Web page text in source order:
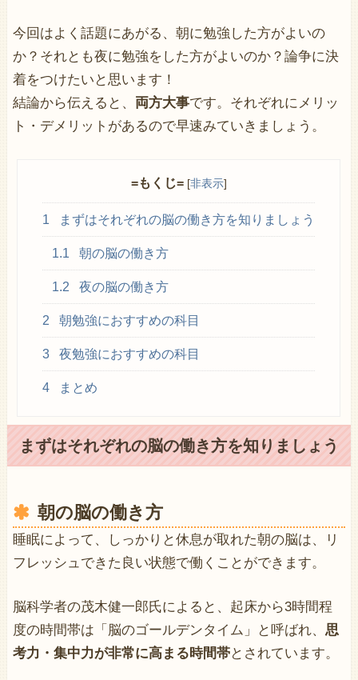
今回はよく話題にあがる、朝に勉強した方がよいの
か？それとも夜に勉強をした方がよいのか？論争に決
着をつけたいと思います！
結論から伝えると、 両方大事です。それぞれにメリッ
ト・デメリットがあるので早速みていきましょう。
=もくじ= [非表示]
1 まずはそれぞれの脳の働き方を知りましょう
1.1 朝の脳の働き方
1.2 夜の脳の働き方
2 朝勉強におすすめの科目
3 夜勉強におすすめの科目
4 まとめ
まずはそれぞれの脳の働き方を知りましょう
朝の脳の働き方
睡眠によって、しっかりと休息が取れた朝の脳は、リ
フレッシュできた良い状態で働くことができます。
脳科学者の茂木健一郎氏によると、起床から3時間程
度の時間帯は「脳のゴールデンタイム」と呼ばれ、 思
考力・集中力が非常に高まる時間帯とされています。